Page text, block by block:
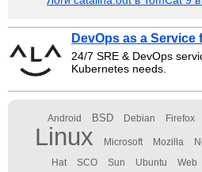
DevOps as a Service
24/7 SRE & DevOps
Kubernetes needs.
Android BSD Debian Firefox
Linux Microsoft Mozilla
Hat SCO Sun Ubuntu Web